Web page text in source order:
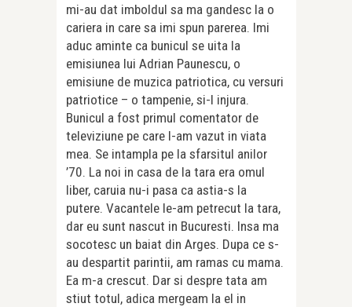
mi-au dat imboldul sa ma gandesc la o
cariera in care sa imi spun parerea. Imi
aduc aminte ca bunicul se uita la
emisiunea lui Adrian Paunescu, o
emisiune de muzica patriotica, cu versuri
patriotice – o tampenie, si-l injura.
Bunicul a fost primul comentator de
televiziune pe care l-am vazut in viata
mea. Se intampla pe la sfarsitul anilor
’70. La noi in casa de la tara era omul
liber, caruia nu-i pasa ca astia-s la
putere. Vacantele le-am petrecut la tara,
dar eu sunt nascut in Bucuresti. Insa ma
socotesc un baiat din Arges. Dupa ce s-
au despartit parintii, am ramas cu mama.
Ea m-a crescut. Dar si despre tata am
stiut totul, adica mergeam la el in